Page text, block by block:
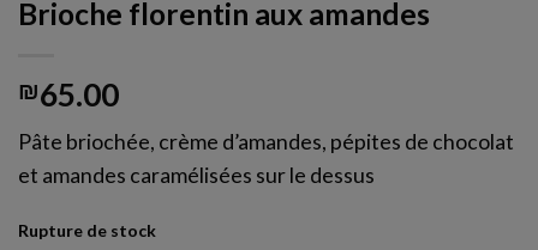
Brioche florentin aux amandes
₪65.00
Pâte briochée, crème d’amandes, pépites de chocolat
et amandes caramélisées sur le dessus
Rupture de stock